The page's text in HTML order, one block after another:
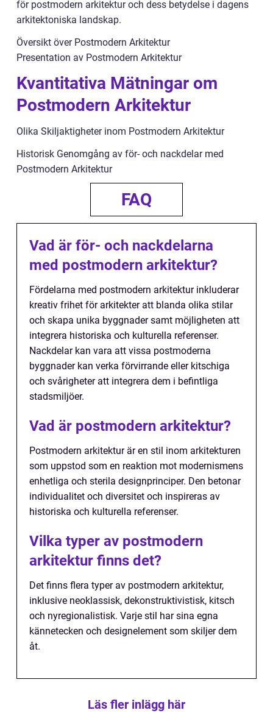
för postmodern arkitektur och dess betydelse i dagens
arkitektoniska landskap.
Översikt över Postmodern Arkitektur
Presentation av Postmodern Arkitektur
Kvantitativa Mätningar om
Postmodern Arkitektur
Olika Skiljaktigheter inom Postmodern Arkitektur
Historisk Genomgång av för- och nackdelar med
Postmodern Arkitektur
FAQ
Vad är för- och nackdelarna
med postmodern arkitektur?
Fördelarna med postmodern arkitektur inkluderar
kreativ frihet för arkitekter att blanda olika stilar
och skapa unika byggnader samt möjligheten att
integrera historiska och kulturella referenser.
Nackdelar kan vara att vissa postmoderna
byggnader kan verka förvirrande eller kitschiga
och svårigheter att integrera dem i befintliga
stadsmiljöer.
Vad är postmodern arkitektur?
Postmodern arkitektur är en stil inom arkitekturen
som uppstod som en reaktion mot modernismens
enhetliga och sterila designprinciper. Den betonar
individualitet och diversitet och inspireras av
historiska och kulturella referenser.
Vilka typer av postmodern
arkitektur finns det?
Det finns flera typer av postmodern arkitektur,
inklusive neoklassisk, dekonstruktivistisk, kitsch
och nyregionalistisk. Varje stil har sina egna
kännetecken och designelement som skiljer dem
åt.
Läs fler inlägg här